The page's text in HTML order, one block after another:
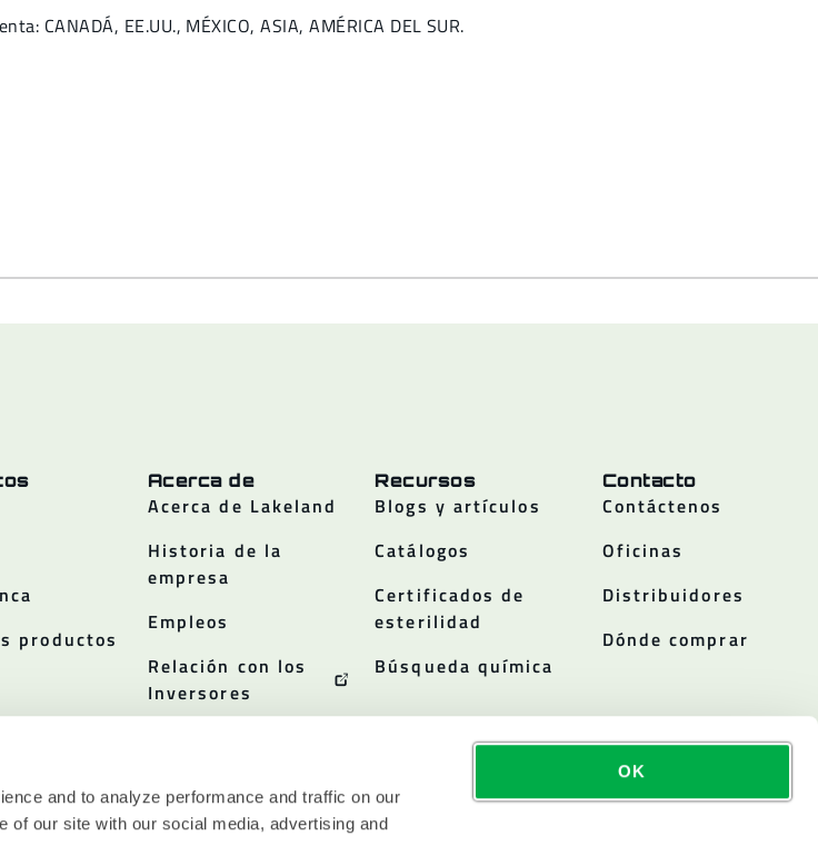
and to analyze performance and traffic on our
of our site with our social media, advertising and
OK
CANADÁ, EE.UU., MÉXICO, ASIA, AMÉRICA DEL SUR.
productos
Acerca de
Acerca de Lakeland
Historia de la
empresa
Empleos
Relación con los
Inversores
Recursos
Blogs y artículos
Catálogos
Certificados de
esterilidad
Búsqueda química
Contacto
Contáctenos
Oficinas
Distribuidores
Dónde comprar